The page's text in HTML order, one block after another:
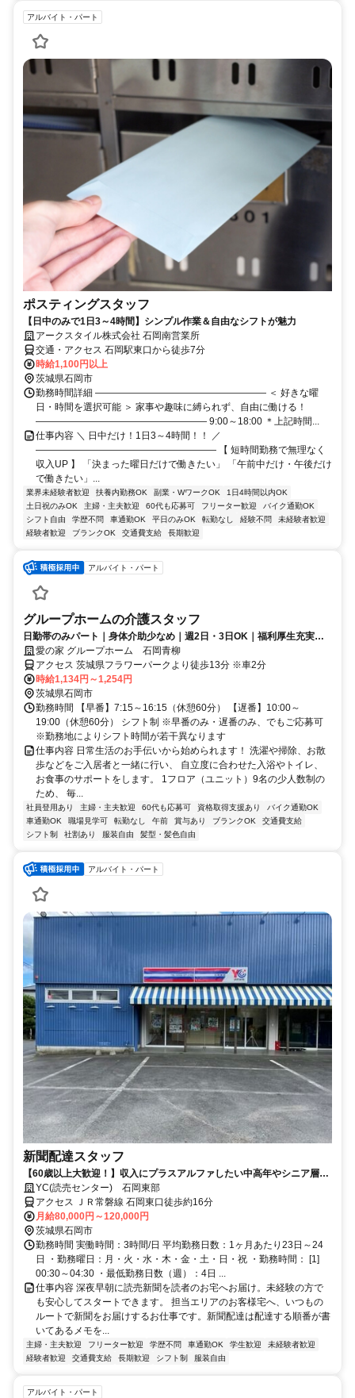
アルバイト・パート
ポスティングスタッフ
【日中のみで1日3～4時間】シンプル作業＆自由なシフトが魅力
アークスタイル株式会社 石岡南営業所
交通・アクセス 石岡駅東口から徒歩7分
時給1,100円以上
茨城県石岡市
勤務時間詳細 ―――――――――――――――――― ＜ 好きな曜
日・時間を選択可能 ＞ 家事や趣味に縛られず、自由に働ける！
―――――――――――――――――― 9:00～18:00 ＊上記時間...
仕事内容 ＼ 日中だけ！1日3～4時間！！ ／
――――――――――――――――――― 【 短時間勤務で無理なく
収入UP 】 「決まった曜日だけで働きたい」 「午前中だけ・午後だけ
で働きたい」...
業界未経験者歓迎 扶養内勤務OK 副業・WワークOK
1日4時間以内OK
土日祝のみOK
主婦・主夫歓迎 60代も応募可 フリーター歓迎
バイク通勤OK
シフト自由
学歴不問 車通勤OK 平日のみOK 転勤なし 経験不問
未経験者歓迎
経験者歓迎
ブランクOK 交通費支給 長期歓迎
アルバイト・パート
グループホームの介護スタッフ
日勤帯のみパート｜身体介助少なめ｜週2日・3日OK｜福利厚生充実◎
｜認知症ケア
愛の家 グループホーム 石岡青柳
アクセス 茨城県フラワーパークより徒歩13分 ※車2分
時給1,134円～1,254円
茨城県石岡市
勤務時間 【早番】7:15～16:15（休憩60分） 【遅番】10:00～
19:00（休憩60分） シフト制 ※早番のみ・遅番のみ、でもご応募可
※勤務地によりシフト時間が若干異なります
仕事内容 日常生活のお手伝いから始められます！ 洗濯や掃除、お散
歩などをご入居者と一緒に行い、 自立度に合わせた入浴やトイレ、
お食事のサポートをします。 1フロア（ユニット）9名の少人数制の
ため、 毎...
社員登用あり 主婦・主夫歓迎 60代も応募可 資格取得支援あり
バイク通勤OK
車通勤OK
職場見学可 転勤なし 午前 賞与あり ブランクOK
交通費支給
シフト制
社割あり 服装自由 髪型・髪色自由
アルバイト・パート
新聞配達スタッフ
【60歳以上大歓迎！】収入にプラスアルファしたい中高年やシニア層、
主婦パートさんも活躍中！Wワーク・配達未経験でも大歓迎♪
YC(読売センター) 石岡東部
アクセス ＪＲ常磐線 石岡東口徒歩約16分
月給80,000円～120,000円
茨城県石岡市
勤務時間 実働時間：3時間/日 平均勤務日数：1ヶ月あたり23日～24
日 ・勤務曜日：月・火・水・木・金・土・日・祝 ・勤務時間： [1]
00:30～04:30 ・最低勤務日数（週）：4日 ...
仕事内容 深夜早朝に読売新聞を読者のお宅へお届け。未経験の方で
も安心してスタートできます。 担当エリアのお客様宅へ、いつもの
ルートで新聞をお届けするお仕事です。新聞配達は配達する順番が書
いてあるメモを...
主婦・主夫歓迎 フリーター歓迎 学歴不問 車通勤OK 学生歓迎
未経験者歓迎
経験者歓迎
交通費支給 長期歓迎 シフト制 服装自由
アルバイト・パート